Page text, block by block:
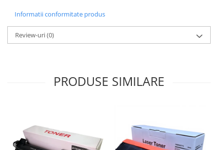
Informatii conformitate produs
Review-uri(0)
PRODUSE SIMILARE